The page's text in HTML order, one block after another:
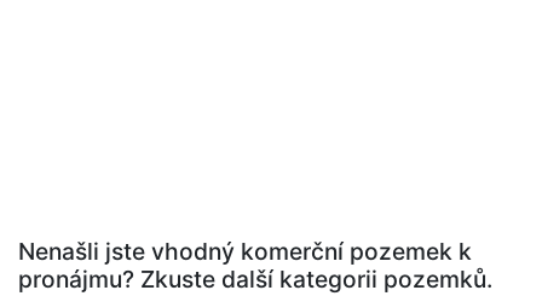
Nenašli jste vhodný komerční pozemek k
pronájmu? Zkuste další kategorii pozemků.